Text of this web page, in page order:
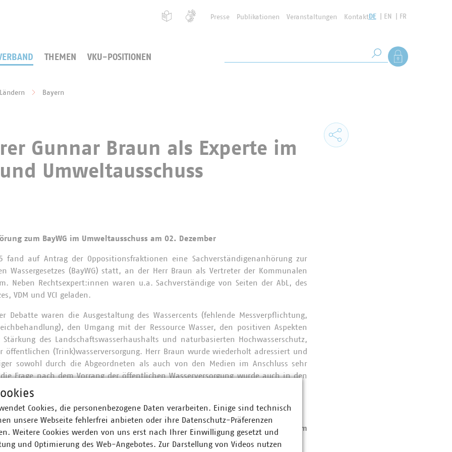
Presse Publikationen Veranstaltungen KontaktDE EN FR
THEMEN VKU-POSITIONEN Suche starten
Als Mitglied
Bayern
Gunnar Braun als Experte im
Umweltausschuss
zum BayWG im Umweltausschuss am 02. Dezember
fand auf Antrag der Oppositionsfraktionen eine Sachverständigenanhörung zur
Wassergesetzes (BayWG) statt, an der Herr Braun als Vertreter der Kommunalen
Neben Rechtsexpert:innen waren u.a. Sachverständige von Seiten der AbL, des
VDM und VCI geladen.
Debatte waren die Ausgestaltung des Wassercents (fehlende Messverpflichtung,
den Umgang mit der Ressource Wasser, den positiven Aspekten
des Landschaftswasserhaushalts und naturbasierten Hochwasserschutz,
öffentlichen (Trink)wasserversorgung. Herr Braun wurde wiederholt adressiert und
sowohl durch die Abgeordneten als auch von den Medien im Anschluss sehr
Frage nach dem Vorrang der öffentlichen Wasserversorgung wurde auch in den
Plenums aufgegriffen und verstärkt diskutiert.
Landesplanungsgesetz im Vierten Modernisierungsgesetz im
04. Dezember
Cookies, die personenbezogene Daten verarbeiten. Einige sind technisch
unsere Webseite fehlerfrei anbieten oder ihre Datenschutz-Präferenzen
Weitere Cookies werden von uns erst nach Ihrer Einwilligung gesetzt und
und Optimierung des Web-Angebotes. Zur Darstellung von Videos nutzen